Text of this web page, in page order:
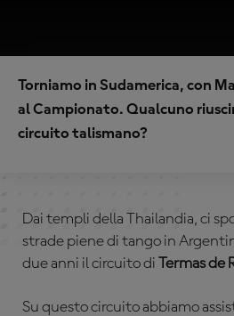
Torniamo in Sudamerica, con
al Campionato. Qualcuno
circuito talismano?
Dai templi della Thailandia, ci
strade piene di tango in
due anni il circuito di Termas de
Su questo circuito abbiamo